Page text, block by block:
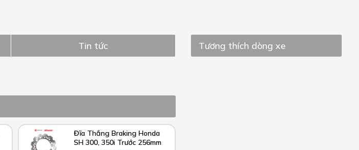
Tin tức
Đĩa Thắng Braking Honda
SH 300, 350i Trước 256mm
Tương thích dòng xe